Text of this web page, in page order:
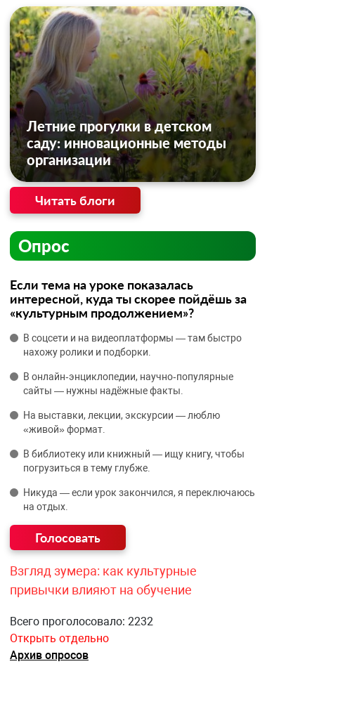
Летние прогулки в детском
саду: инновационные методы
организации
Читать блоги
Опрос
Если тема на уроке показалась
интересной, куда ты скорее пойдёшь за
«культурным продолжением»?
В соцсети и на видеоплатформы — там быстро
нахожу ролики и подборки.
В онлайн‑энциклопедии, научно‑популярные
сайты — нужны надёжные факты.
На выставки, лекции, экскурсии — люблю
«живой» формат.
В библиотеку или книжный — ищу книгу, чтобы
погрузиться в тему глубже.
Никуда — если урок закончился, я переключаюсь
на отдых.
Взгляд зумера: как культурные
привычки влияют на обучение
Всего проголосовало: 2232
Открыть отдельно
Архив опросов